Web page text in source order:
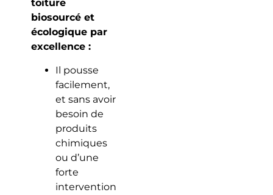
toiture
biosourcé et
écologique par
excellence :
Il pousse
facilement,
et sans avoir
besoin de
produits
chimiques
ou d’une
forte
intervention